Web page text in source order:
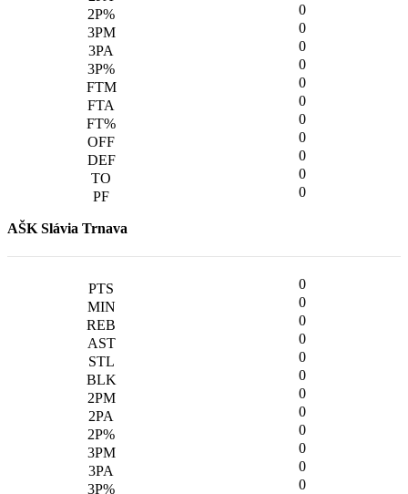
0
0
0
0
0
0
0
0
0
0
0
AŠK Slávia Trnava
0
0
0
0
0
0
0
0
0
0
0
0